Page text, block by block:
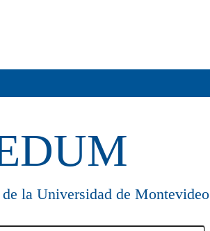
la Universidad de Montevideo